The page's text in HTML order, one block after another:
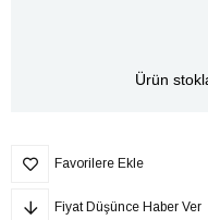
Ürün
Favorilere Ekle
Fiyat Düşünce Haber Ver